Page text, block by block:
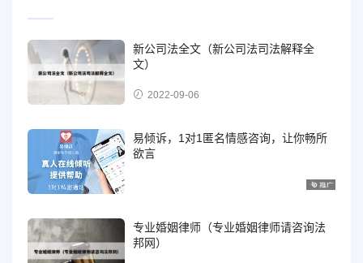
新公司法全文（新公司法司法解释全
文）
2022-09-06
易倾诉，1对1匿名情感咨询，让你畅所
欲言
专业婚姻律师（专业婚姻律师请咨询法
邦网）